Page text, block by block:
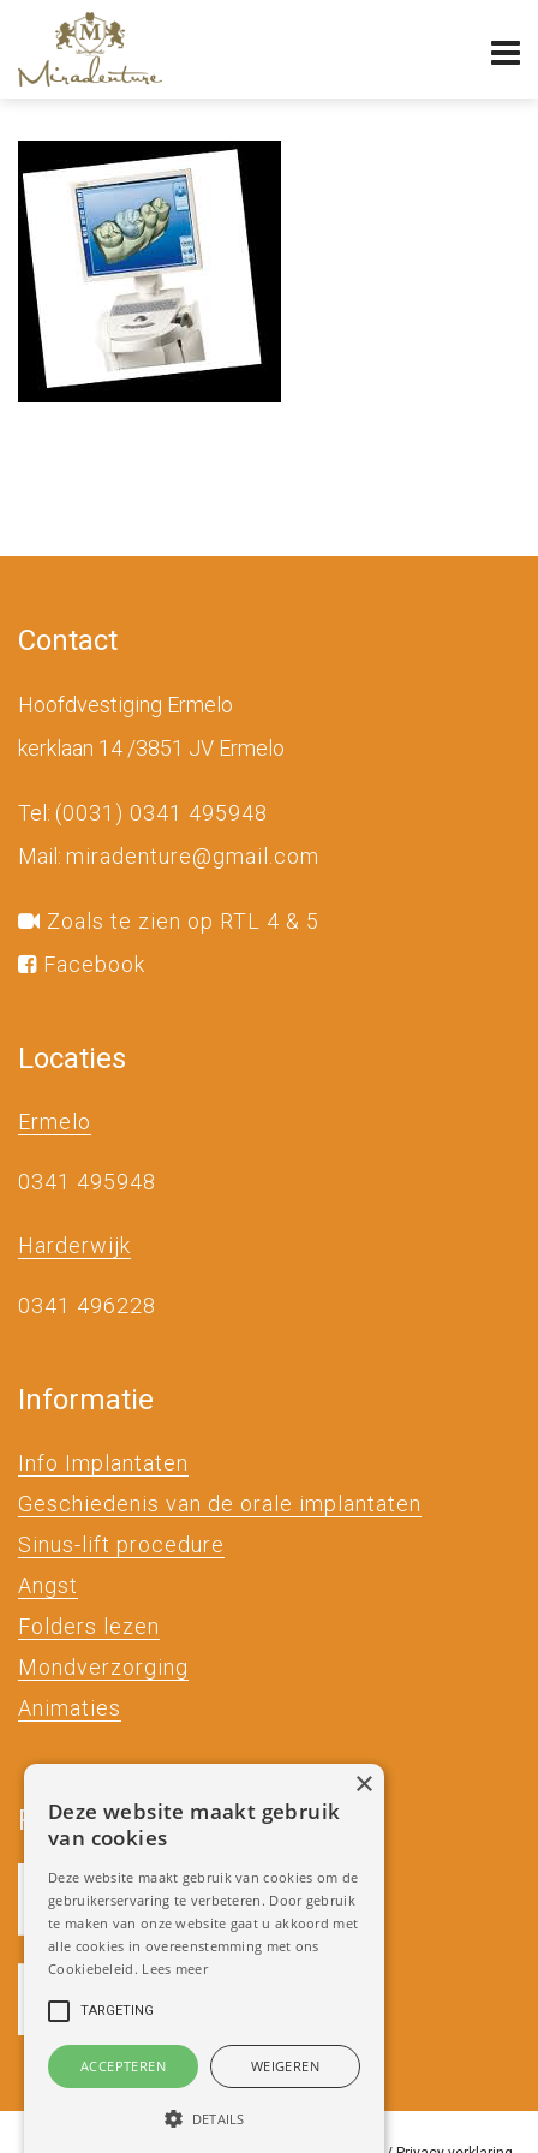
Contact
Hoofdvestiging Ermelo
kerklaan 14 /3851 JV Ermelo
Tel: (0031) 0341 495948
Mail: miradenture@gmail.com
Zoals te zien op RTL 4 & 5
Facebook
Locaties
Ermelo
0341 495948
Harderwijk
0341 496228
Informatie
Info Implantaten
Geschiedenis van de orale implantaten
Sinus-lift procedure
Angst
Folders lezen
Mondverzorging
Animaties
Partners
Deze website maakt gebruik
van cookies
Deze website maakt gebruik van cookies om de
gebruikerservaring te verbeteren. Door gebruik
te maken van onze website gaat u akkoord met
alle cookies in overeenstemming met ons
Cookiebeleid. Lees meer
TARGETING
ACCEPTEREN WEIGEREN
DETAILS
×